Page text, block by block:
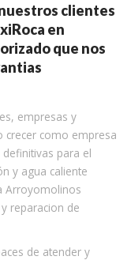
clientes
en
que nos
empresas y
crecer como empresa
para el
y agua caliente
Arroyomolinos
reparacion de
de atender y